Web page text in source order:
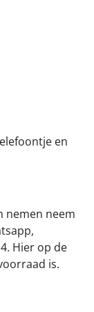
en
nemen neem
Hier op de
is.